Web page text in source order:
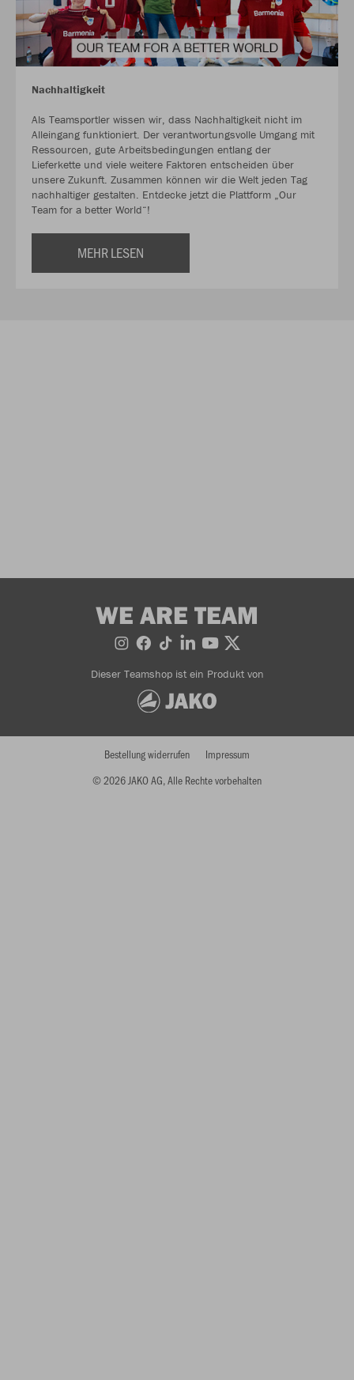
Nachhaltigkeit
Als Teamsportler wissen wir, dass Nachhaltigkeit nicht im
Alleingang funktioniert. Der verantwortungsvolle Umgang mit
Ressourcen, gute Arbeitsbedingungen entlang der
Lieferkette und viele weitere Faktoren entscheiden über
unsere Zukunft. Zusammen können wir die Welt jeden Tag
nachhaltiger gestalten. Entdecke jetzt die Plattform „Our
Team for a better World“!
MEHR LESEN
WE ARE TEAM
Dieser Teamshop ist ein Produkt von
© 2026 JAKO AG, Alle Rechte vorbehalten
Bestellung widerrufen Impressum